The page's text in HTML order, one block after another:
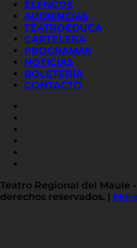
ELENCOS
AUDIENCIAS
TEATROEDUCA
CARTELERA
PROGRAMAS
NOTICIAS
BOLETERÍA
CONTACTO
Teatro Regional del Maule
derechos reservados. |